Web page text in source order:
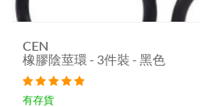
CEN
橡膠陰莖環 - 3件裝 - 黑色
有存貨